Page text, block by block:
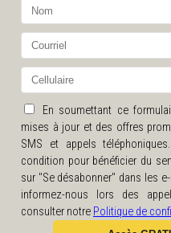
En soumettant ce
mises à jour et des offres
SMS et appels
condition pour bénéficier du
sur "Se désabonner" dans les
informez-nous lors des
consulter notre Politique de